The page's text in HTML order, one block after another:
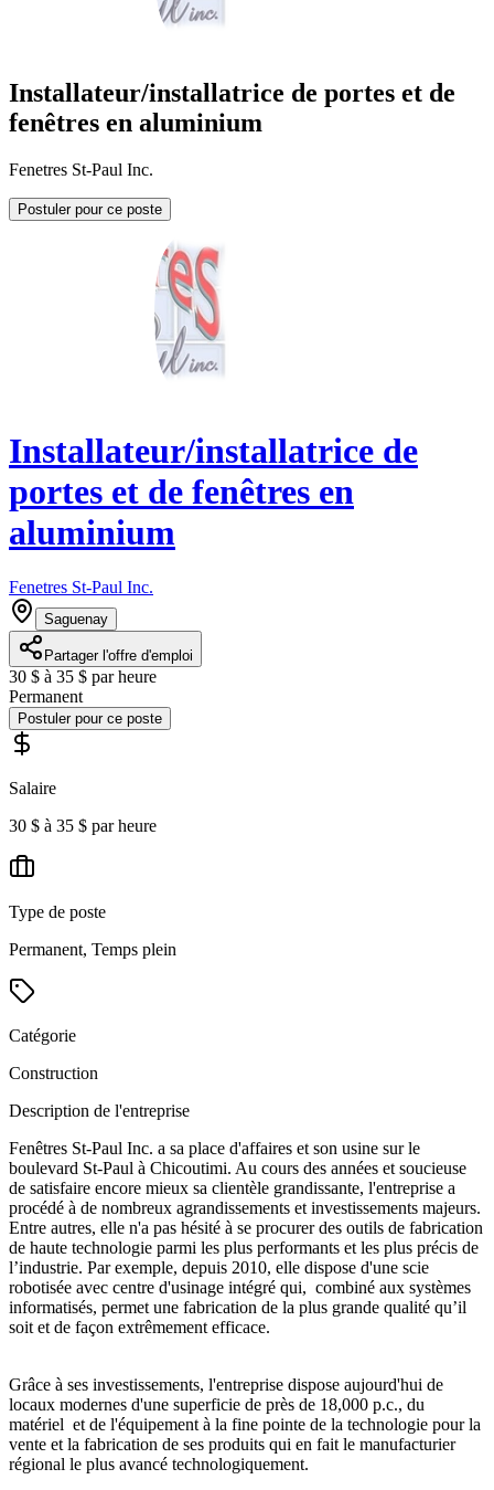
Installateur/installatrice de portes et de
fenêtres en aluminium
Fenetres St-Paul Inc.
Postuler pour ce poste
Installateur/installatrice de
portes et de fenêtres en
aluminium
Fenetres St-Paul Inc.
Saguenay
Partager l'offre d'emploi
30 $ à 35 $ par heure
Permanent
Postuler pour ce poste
Salaire
30 $ à 35 $ par heure
Type de poste
Permanent, Temps plein
Catégorie
Construction
Description de l'entreprise
Fenêtres St-Paul Inc. a sa place d'affaires et son usine sur le
boulevard St-Paul à Chicoutimi. Au cours des années et soucieuse
de satisfaire encore mieux sa clientèle grandissante, l'entreprise a
procédé à de nombreux agrandissements et investissements majeurs.
Entre autres, elle n'a pas hésité à se procurer des outils de fabrication
de haute technologie parmi les plus performants et les plus précis de
l’industrie. Par exemple, depuis 2010, elle dispose d'une scie
robotisée avec centre d'usinage intégré qui, combiné aux systèmes
informatisés, permet une fabrication de la plus grande qualité qu’il
soit et de façon extrêmement efficace.
Grâce à ses investissements, l'entreprise dispose aujourd'hui de
locaux modernes d'une superficie de près de 18,000 p.c., du
matériel et de l'équipement à la fine pointe de la technologie pour la
vente et la fabrication de ses produits qui en fait le manufacturier
régional le plus avancé technologiquement.